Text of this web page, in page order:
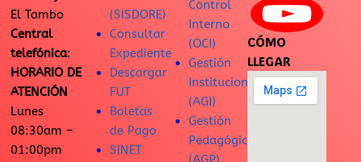
El Tambo
Central
telefónica:
HORARIO DE
ATENCIÓN
Lunes
08:30am –
01:00pm
(SISDORE)
Consultar
Expediente
Descargar
FUT
Boletas
de Pago
SINET
Control
Interno
(OCI)
Gestión
Institucional
(AGI)
Gestión
Pedagógica
CÓMO
LLEGAR